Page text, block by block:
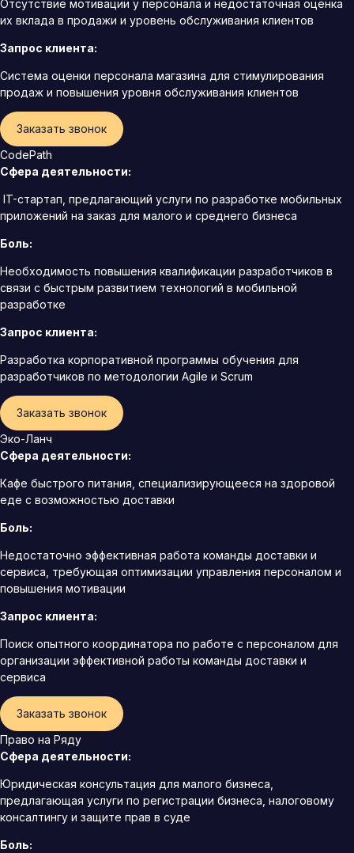
Отсутствие мотивации у персонала и недостаточная оценка
их вклада в продажи и уровень обслуживания клиентов
Запрос клиента:
Система оценки персонала магазина для стимулирования
продаж и повышения уровня обслуживания клиентов
Заказать звонок
CodePath
Сфера деятельности:
IT-стартап, предлагающий услуги по разработке мобильных
приложений на заказ для малого и среднего бизнеса
Боль:
Необходимость повышения квалификации разработчиков в
связи с быстрым развитием технологий в мобильной
разработке
Запрос клиента:
Разработка корпоративной программы обучения для
разработчиков по методологии Agile и Scrum
Заказать звонок
Эко-Ланч
Сфера деятельности:
Кафе быстрого питания, специализирующееся на здоровой
еде с возможностью доставки
Боль:
Недостаточно эффективная работа команды доставки и
сервиса, требующая оптимизации управления персоналом и
повышения мотивации
Запрос клиента:
Поиск опытного координатора по работе с персоналом для
организации эффективной работы команды доставки и
сервиса
Заказать звонок
Право на Ряду
Сфера деятельности:
Юридическая консультация для малого бизнеса,
предлагающая услуги по регистрации бизнеса, налоговому
консалтингу и защите прав в суде
Боль: